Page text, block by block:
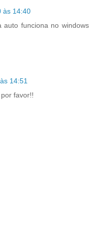
às 14:40
funciona no windows
14:51
favor!!